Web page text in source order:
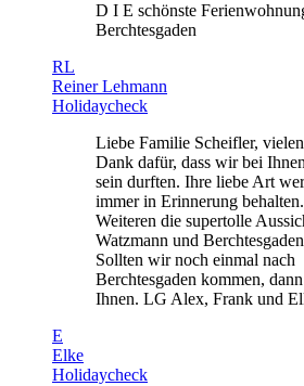
D I E schönste
Berchtesgaden
RL
Reiner Lehmann
Holidaycheck
Liebe Familie Scheifler,
Dank dafür, dass wir bei
sein durften. Ihre liebe Art
immer in Erinnerung
Weiteren die supertolle
Watzmann und
Sollten wir noch einmal nach
Berchtesgaden kommen,
Ihnen. LG Alex, Frank und
E
Elke
Holidaycheck